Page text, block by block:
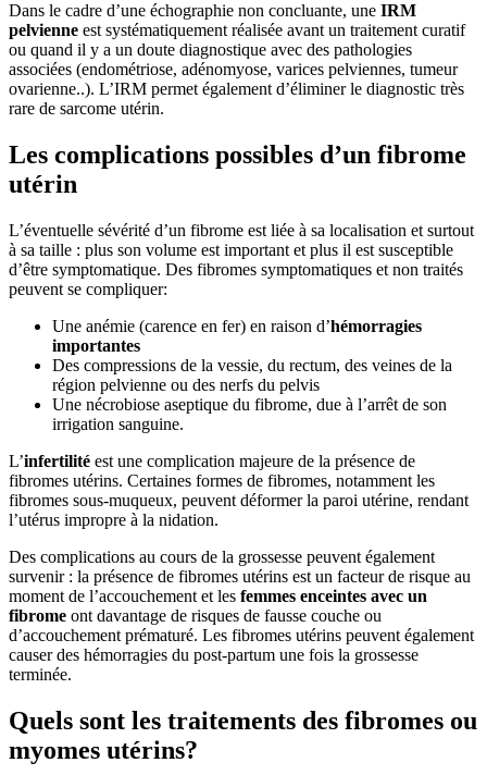
Dans le cadre d’une échographie non concluante, une IRM
pelvienne est systématiquement réalisée avant un traitement curatif
ou quand il y a un doute diagnostique avec des pathologies
associées (endométriose, adénomyose, varices pelviennes, tumeur
ovarienne..). L’IRM permet également d’éliminer le diagnostic très
rare de sarcome utérin.
Les complications possibles d’un fibrome
utérin
L’éventuelle sévérité d’un fibrome est liée à sa localisation et surtout
à sa taille : plus son volume est important et plus il est susceptible
d’être symptomatique. Des fibromes symptomatiques et non traités
peuvent se compliquer:
Une anémie (carence en fer) en raison d’hémorragies
importantes
Des compressions de la vessie, du rectum, des veines de la
région pelvienne ou des nerfs du pelvis
Une nécrobiose aseptique du fibrome, due à l’arrêt de son
irrigation sanguine.
L’infertilité est une complication majeure de la présence de
fibromes utérins. Certaines formes de fibromes, notamment les
fibromes sous-muqueux, peuvent déformer la paroi utérine, rendant
l’utérus impropre à la nidation.
Des complications au cours de la grossesse peuvent également
survenir : la présence de fibromes utérins est un facteur de risque au
moment de l’accouchement et les femmes enceintes avec un
fibrome ont davantage de risques de fausse couche ou
d’accouchement prématuré. Les fibromes utérins peuvent également
causer des hémorragies du post-partum une fois la grossesse
terminée.
Quels sont les traitements des fibromes ou
myomes utérins?